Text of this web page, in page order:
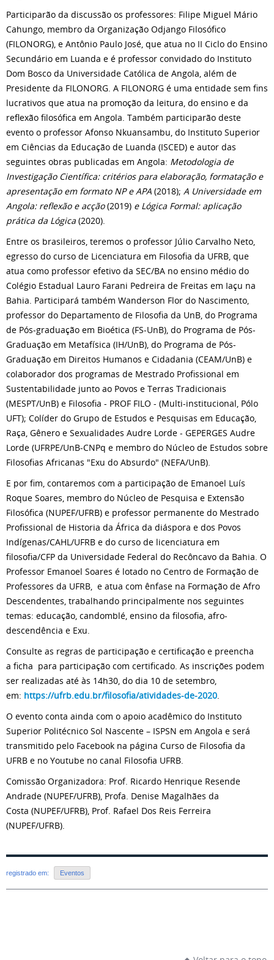
Participarão da discussão os professores: Filipe Miguel Mário
Cahungo, membro da Organização Odjango Filosófico
(FILONORG), e Antônio Paulo José, que atua no II Ciclo do Ensino
Secundário em Luanda e é professor convidado do Instituto
Dom Bosco da Universidade Católica de Angola, além de
Presidente da FILONORG. A FILONORG é uma entidade sem fins
lucrativos que atua na promoção da leitura, do ensino e da
reflexão filosófica em Angola. Também participarão deste
evento o professor Afonso Nkuansambu, do Instituto Superior
em Ciências da Educação de Luanda (ISCED) e autor das
seguintes obras publicadas em Angola: Metodologia de
Investigação Científica: critérios para elaboração, formatação e
apresentação em formato NP e APA (2018); A Universidade em
Angola: reflexão e acção(2019) e Lógica Formal: aplicação
prática da Lógica (2020).
Entre os brasileiros, teremos o professor Júlio Carvalho Neto,
egresso do curso de Licenciatura em Filosofia da UFRB, que
atua como professor efetivo da SEC/BA no ensino médio do
Colégio Estadual Lauro Farani Pedreira de Freitas em Iaçu na
Bahia. Participará também Wanderson Flor do Nascimento,
professor do Departamento de Filosofia da UnB, do Programa
de Pós-graduação em Bioética (FS-UnB), do Programa de Pós-
Graduação em Metafísica (IH/UnB), do Programa de Pós-
Graduação em Direitos Humanos e Cidadania (CEAM/UnB) e
colaborador dos programas de Mestrado Profissional em
Sustentabilidade junto ao Povos e Terras Tradicionais
(MESPT/UnB) e Filosofia - PROF FILO - (Multi-institucional, Pólo
UFT); Colíder do Grupo de Estudos e Pesquisas em Educação,
Raça, Gênero e Sexualidades Audre Lorde - GEPERGES Audre
Lorde (UFRPE/UnB-CNPq e membro do Núcleo de Estudos sobre
Filosofias Africanas "Exu do Absurdo" (NEFA/UnB).
E por fim, contaremos com a participação de Emanoel Luís
Roque Soares, membro do Núcleo de Pesquisa e Extensão
Filosófica (NUPEF/UFRB) e professor permanente do Mestrado
Profissional de Historia da África da diáspora e dos Povos
Indígenas/CAHL/UFRB e do curso de licenciatura em
filosofia/CFP da Universidade Federal do Recôncavo da Bahia. O
Professor Emanoel Soares é lotado no Centro de Formação de
Professores da UFRB, e atua com ênfase na Formação de Afro
Descendentes, trabalhando principalmente nos seguintes
temas: educação, candomblé, ensino da filosofia, afro-
descendência e Exu.
Consulte as regras de participação e certificação e preencha
a ficha para participação com certificado. As inscrições podem
ser realizadas até às 14h30, do dia 10 de setembro,
em: https://ufrb.edu.br/filosofia/atividades-de-2020.
O evento conta ainda com o apoio acadêmico do Instituto
Superior Politécnico Sol Nascente – ISPSN em Angola e será
transmitido pelo Facebook na página Curso de Filosofia da
UFRB e no Youtube no canal Filosofia UFRB.
Comissão Organizadora: Prof. Ricardo Henrique Resende
Andrade (NUPEF/UFRB), Profa. Denise Magalhães da
Costa (NUPEF/UFRB), Prof. Rafael Dos Reis Ferreira
(NUPEF/UFRB).
registrado em: Eventos